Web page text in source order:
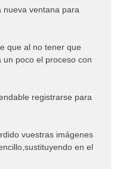
nueva ventana para
que al no tener que
poco el proceso con
registrarse para
vuestras imágenes
en el